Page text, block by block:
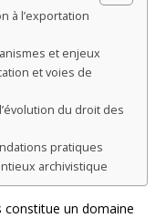
à l’exportation
et enjeux
et voies de
du droit des
pratiques
archivistique
constitue un domaine